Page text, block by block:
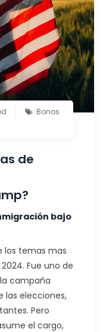
Bonos
de
bajo
los temas mas
Fue uno de
campaña
las elecciones,
Pero
el cargo,